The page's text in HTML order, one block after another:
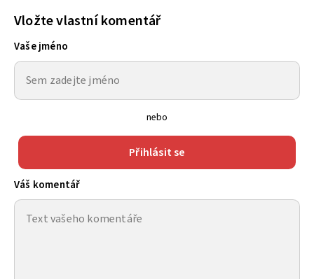
Vložte vlastní komentář
Vaše jméno
nebo
Přihlásit se
Váš komentář